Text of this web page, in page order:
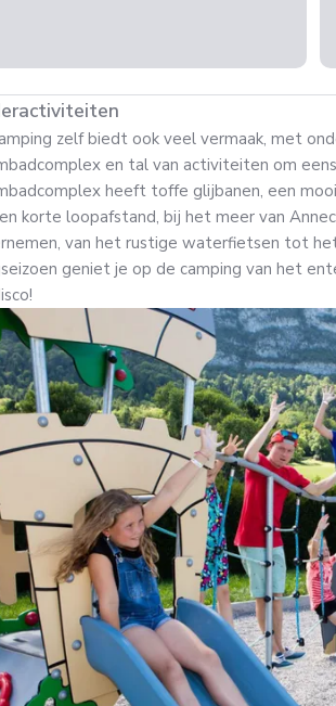
zelf biedt ook veel vermaak, met
en tal van activiteiten om
heeft toffe glijbanen, een
korte loopafstand, bij het meer van
van het rustige waterfietsen tot
geniet je op de camping van het